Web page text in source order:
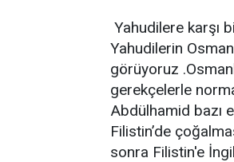
Yahudilere karşı
Yahudilerin
görüyoruz
gerekçelerle
Abdülhamid bazı
Filistin’de
sonra Filistin'e